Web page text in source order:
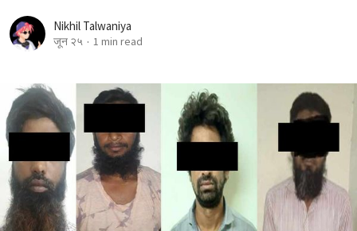
Nikhil Talwaniya
जून २५ 1 min read